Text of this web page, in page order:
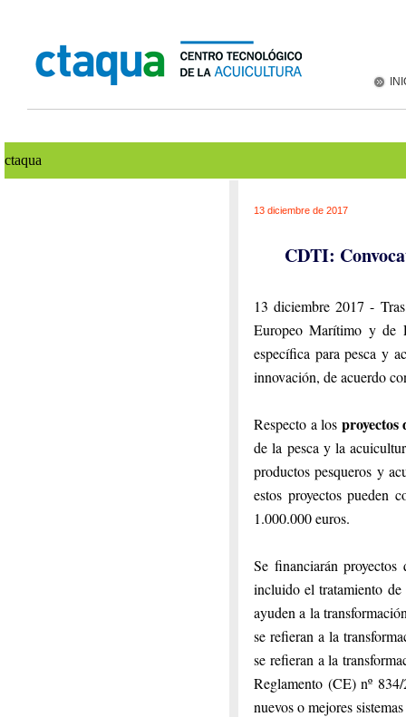
ctaqua
13 diciembre de 2017
CDTI:
13 diciembre 2017 -
Europeo Marítimo y de
específica para pesca y
innovación, de acuerdo
Respecto a los proyectos
de la pesca y la
productos pesqueros y
estos proyectos pueden
1.000.000 euros.
Se financiarán
incluido el tratamiento
ayuden a la
se refieran a la
se refieran a la
Reglamento (CE) nº
nuevos o mejores